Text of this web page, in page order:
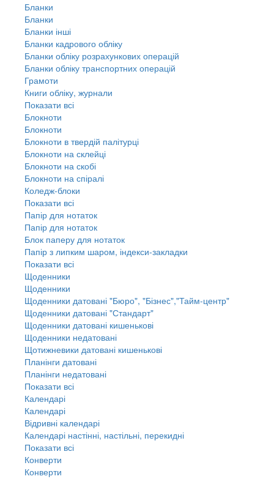
Бланки
Бланки
Бланки інші
Бланки кадрового обліку
Бланки обліку розрахункових операцій
Бланки обліку транспортних операцій
Грамоти
Книги обліку, журнали
Показати всі
Блокноти
Блокноти
Блокноти в твердій палітурці
Блокноти на склейці
Блокноти на скобі
Блокноти на спіралі
Коледж-блоки
Показати всі
Папір для нотаток
Папір для нотаток
Блок паперу для нотаток
Папір з липким шаром, індекси-закладки
Показати всі
Щоденники
Щоденники
Щоденники датовані "Бюро", "Бізнес","Тайм-центр"
Щоденники датовані "Стандарт"
Щоденники датовані кишенькові
Щоденники недатовані
Щотижневики датовані кишенькові
Планінги датовані
Планінги недатовані
Показати всі
Календарі
Календарі
Відривні календарі
Календарі настінні, настільні, перекидні
Показати всі
Конверти
Конверти